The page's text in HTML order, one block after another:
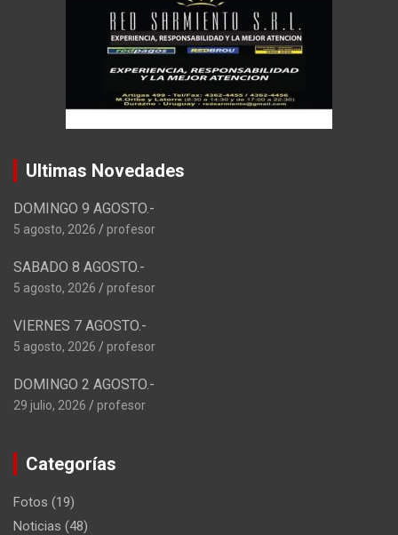
Ultimas Novedades
DOMINGO 9 AGOSTO.-
5 agosto, 2026 profesor
SABADO 8 AGOSTO.-
5 agosto, 2026 profesor
VIERNES 7 AGOSTO.-
5 agosto, 2026 profesor
DOMINGO 2 AGOSTO.-
29 julio, 2026 profesor
Categorías
Fotos (19)
Noticias (48)